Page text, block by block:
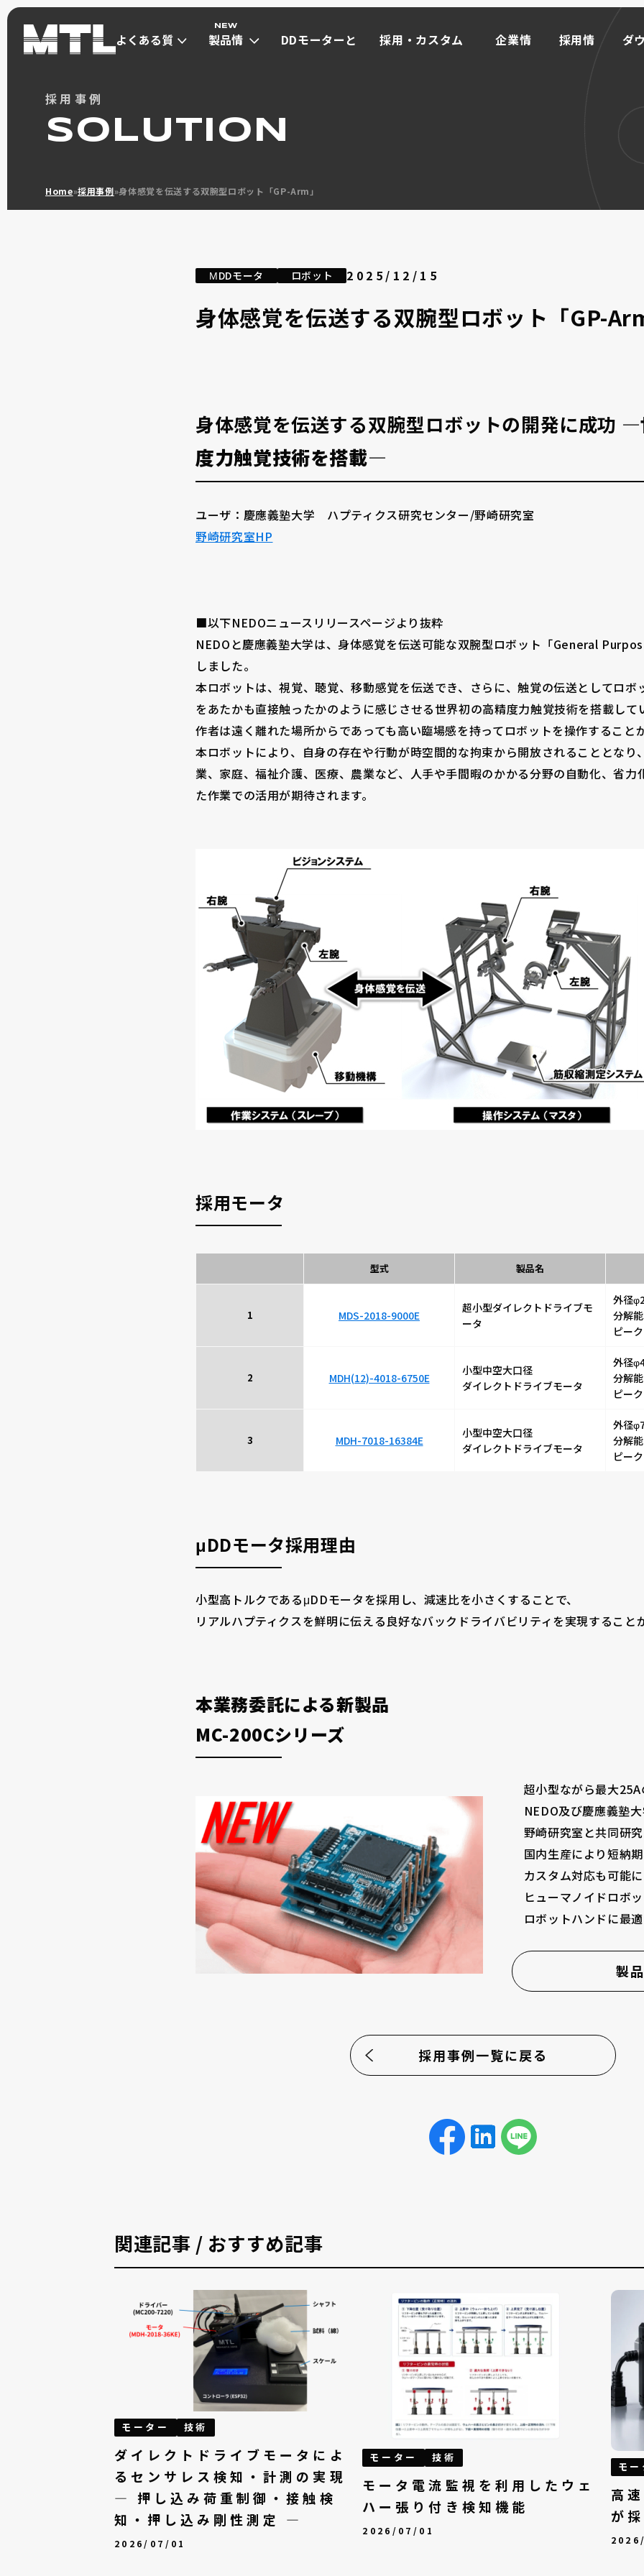
よくある質
製品情
μDD MOTOR
小型高トルク(Φ30~Φ40) max 1Nm
大口径シリーズ(Φ60~Φ100) max 9.6Nm
DDモーターと
採用・カスタム
企業情
採用情
ダ
企業情報
μDDモータ
採用事例
SOLUTION
Home»採用事例»身体感覚を伝送する双腕型ロボット「GP-Arm」
ΜDDモータ ロボット 2025/12/15
身体感覚を伝送する双腕型ロボット「GP-
身体感覚を伝送する双腕型ロボットの開発に成功 ―
度力触覚技術を搭載―
ユーザ：慶應義塾大学 ハプティクス研究センター/野崎研究室
野崎研究室HP
■以下NEDOニュースリリースページより抜粋
NEDOと慶應義塾大学は、身体感覚を伝送可能な双腕型ロボット「General
しました。
本ロボットは、視覚、聴覚、移動感覚を伝送でき、さらに、触覚の伝送としてロボ
をあたかも直接触ったかのように感じさせる世界初の高精度力触覚技術を搭載して
作者は遠く離れた場所からであっても高い臨場感を持ってロボットを操作すること
本ロボットにより、自身の存在や行動が時空間的な拘束から開放されることとなり
業、家庭、福祉介護、医療、農業など、人手や手間暇のかかる分野の自動化、省力
た作業での活用が期待されます。
採用モータ
型式 製品名
1 MDS-2018-9000E
超小型ダイレクトドライブモ
ータ
外径
分解
ピー
2 MDH(12)-4018-6750E
小型中空大口径
ダイレクトドライブモータ
外径
分解
ピー
3 MDH-7018-16384E
小型中空大口径
ダイレクトドライブモータ
外径
分解
ピー
μDDモータ採用理由
小型高トルクであるμDDモータを採用し、減速比を小さくすることで、
リアルハプティクスを鮮明に伝える良好なバックドライバビリティを実現すること
本業務委託による新製品
MC-200Cシリーズ
超小型ながら最大25A
NEDO及び慶應義塾大
野崎研究室と共同研
国内生産により短納
カスタム対応も可能
ヒューマノイドロボ
ロボットハンドに最
製
採用事例一覧に戻る
関連記事 / おすすめ記事
モーター 技術
ダイレクトドライブモータによ
るセンサレス検知・計測の実現
— 押し込み荷重制御・接触検
知・押し込み剛性測定 —
2026/07/01
モーター 技術
モータ電流監視を利用したウェ
ハー張り付き検知機能
2026/07/01
モ
高
が